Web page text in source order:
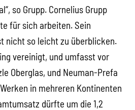
so Grupp. Cornelius Grupp
für sich arbeiten. Sein
nicht so leicht zu überblicken.
vereinigt, und umfasst vor
Oberglas, und Neuman-Prefa
in mehreren Kontinenten
dürfte um die 1,2